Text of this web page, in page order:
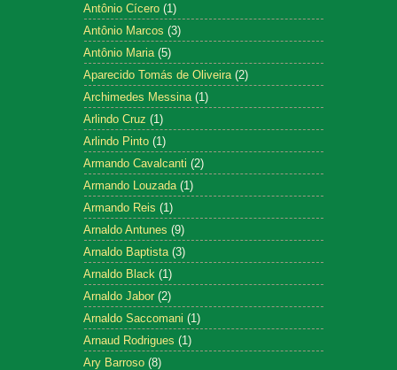
Antônio Cícero (1)
Antônio Marcos (3)
Antônio Maria (5)
Aparecido Tomás de Oliveira (2)
Archimedes Messina (1)
Arlindo Cruz (1)
Arlindo Pinto (1)
Armando Cavalcanti (2)
Armando Louzada (1)
Armando Reis (1)
Arnaldo Antunes (9)
Arnaldo Baptista (3)
Arnaldo Black (1)
Arnaldo Jabor (2)
Arnaldo Saccomani (1)
Arnaud Rodrigues (1)
Ary Barroso (8)